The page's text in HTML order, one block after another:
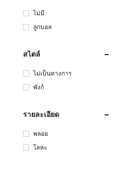
ไม่มี
ลูกบอล
สไตล์
ไม่เป็นทางการ
พังก์
รายละเอียด
พลอย
โลหะ